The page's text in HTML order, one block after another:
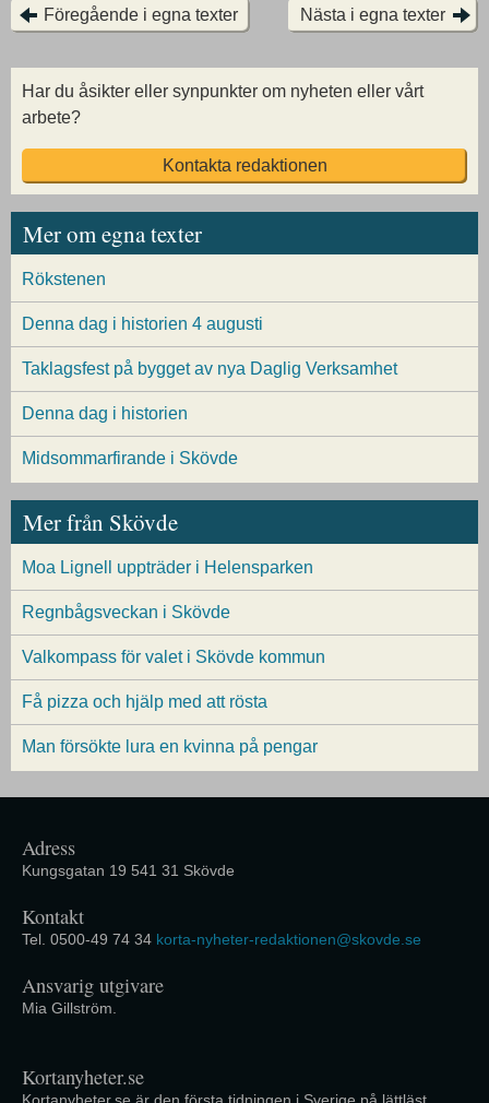
Föregående i egna texter Nästa i egna texter
Har du åsikter eller synpunkter om nyheten eller vårt
arbete?
Kontakta redaktionen
Mer om egna texter
Rökstenen
Denna dag i historien 4 augusti
Taklagsfest på bygget av nya Daglig Verksamhet
Denna dag i historien
Midsommarfirande i Skövde
Mer från Skövde
Moa Lignell uppträder i Helensparken
Regnbågsveckan i Skövde
Valkompass för valet i Skövde kommun
Få pizza och hjälp med att rösta
Man försökte lura en kvinna på pengar
Adress
Kungsgatan 19 541 31 Skövde
Kontakt
Tel. 0500-49 74 34 korta-nyheter-redaktionen@skovde.se
Ansvarig utgivare
Mia Gillström.
Kortanyheter.se